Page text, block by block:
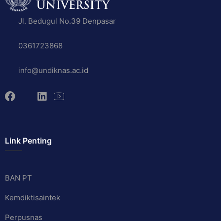
Jl. Bedugul No.39 Denpasar
0361723868
info@undiknas.ac.id
Link Penting
BAN PT
Kemdiktisaintek
Perpusnas